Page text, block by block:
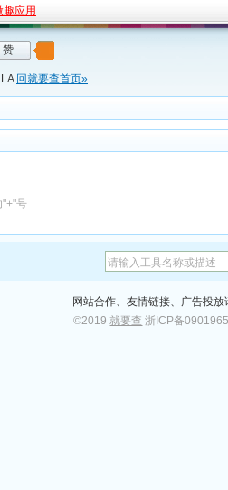
趣应用
回就要查首页»
"+"号
网站合作、友情链接、广告投
©2019就要查 浙ICP备